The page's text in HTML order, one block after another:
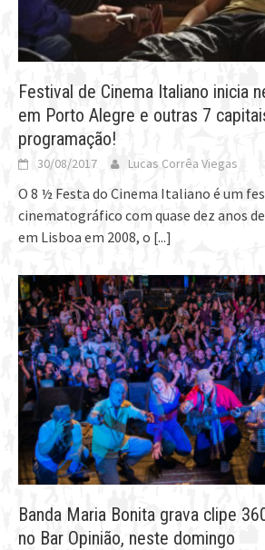
Festival de Cinema Italiano inicia
em Porto Alegre e outras 7
programação!
30/08/2017 Lucas Corrêa Viegas
O 8 ½ Festa do Cinema Italiano é um
cinematográfico com quase dez anos
em Lisboa em 2008, o [...]
Banda Maria Bonita grava clipe
no Bar Opinião, neste domingo